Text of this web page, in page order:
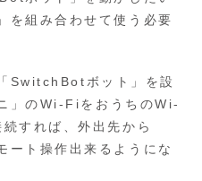
組み合わせて使う必要
SwitchBotボット」を設
」のWi-FiをおうちのWi-
すれば、外出先から
ート操作出来るようにな